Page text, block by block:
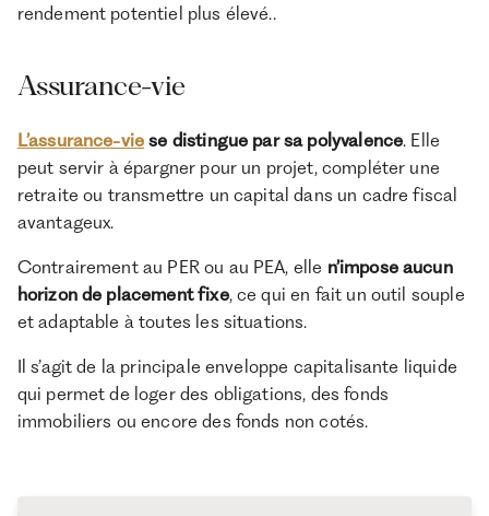
rendement potentiel plus élevé..
Assurance-vie
L’assurance-vie se distingue par sa polyvalence. Elle
peut servir à épargner pour un projet, compléter une
retraite ou transmettre un capital dans un cadre fiscal
avantageux.
Contrairement au PER ou au PEA, elle n’impose aucun
horizon de placement fixe, ce qui en fait un outil souple
et adaptable à toutes les situations.
Il s’agit de la principale enveloppe capitalisante liquide
qui permet de loger des obligations, des fonds
immobiliers ou encore des fonds non cotés.